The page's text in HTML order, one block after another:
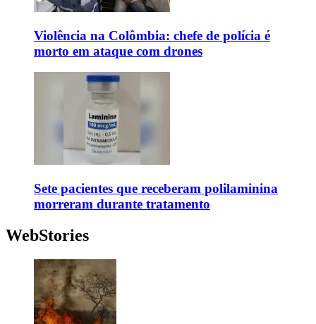
Violência na Colômbia: chefe de polícia é
morto em ataque com drones
Sete pacientes que receberam polilaminina
morreram durante tratamento
WebStories